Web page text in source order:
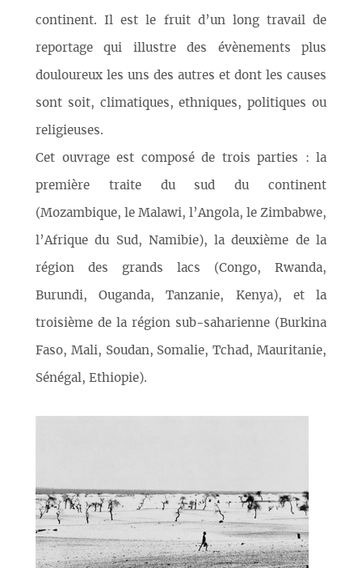
continent. Il est le fruit d’un long travail de
reportage qui illustre des évènements plus
douloureux les uns des autres et dont les causes
sont soit, climatiques, ethniques, politiques ou
religieuses.
Cet ouvrage est composé de trois parties : la
première traite du sud du continent
(Mozambique, le Malawi, l’Angola, le Zimbabwe,
l’Afrique du Sud, Namibie), la deuxième de la
région des grands lacs (Congo, Rwanda,
Burundi, Ouganda, Tanzanie, Kenya), et la
troisième de la région sub-saharienne (Burkina
Faso, Mali, Soudan, Somalie, Tchad, Mauritanie,
Sénégal, Ethiopie).